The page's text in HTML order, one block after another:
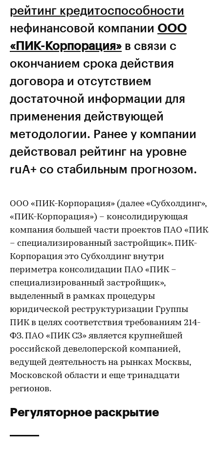
рейтинг кредитоспособности
нефинансовой компании ООО
«ПИК-Корпорация» в связи с
окончанием срока действия
договора и отсутствием
достаточной информации для
применения действующей
методологии. Ранее у компании
действовал рейтинг на уровне
ruА+ со стабильным прогнозом.
ООО «ПИК-Корпорация» (далее «Субхолдинг»,
«ПИК-Корпорация») – консолидирующая
компания большей части проектов ПАО «ПИК
– специализированный застройщик». ПИК-
Корпорация это Субхолдинг внутри
периметра консолидации ПАО «ПИК –
специализированный застройщик»,
выделенный в рамках процедуры
юридической реструктуризации Группы
ПИК в целях соответствия требованиям 214-
ФЗ. ПАО «ПИК СЗ» является крупнейшей
российской девелоперской компанией,
ведущей деятельность на рынках Москвы,
Московской области и еще тринадцати
регионов.
Регуляторное раскрытие